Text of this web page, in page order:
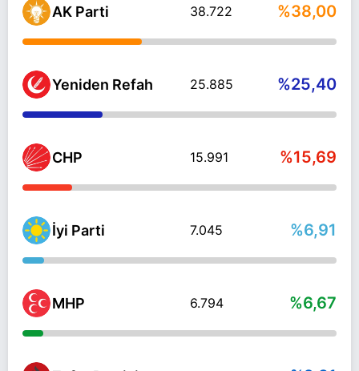
AK Parti 38.722 %38,00
Yeniden Refah 25.885 %25,40
CHP 15.991 %15,69
İyi Parti 7.045 %6,91
MHP 6.794 %6,67